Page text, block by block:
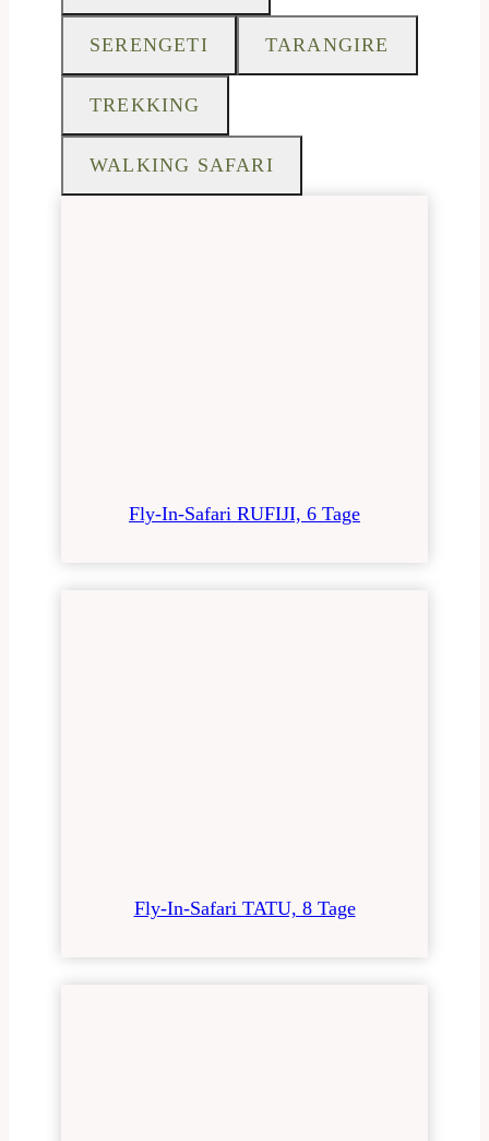
SERENGETI TARANGIRE
TREKKING
WALKING SAFARI
Fly-In-Safari RUFIJI, 6 Tage
Fly-In-Safari TATU, 8 Tage